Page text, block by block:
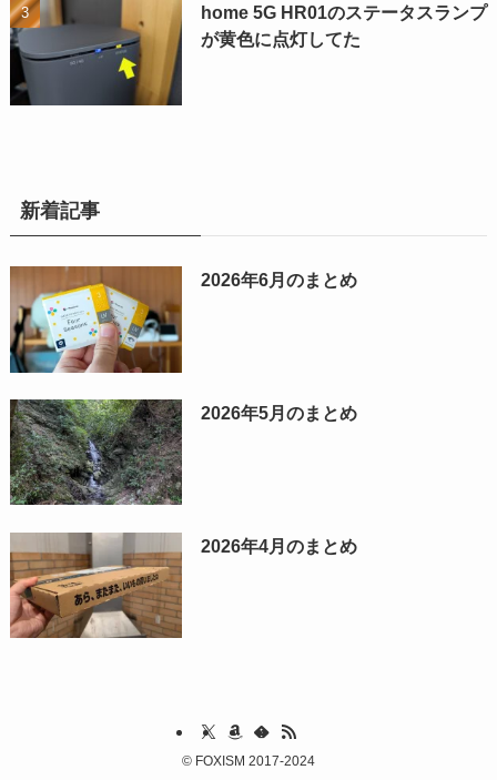
home 5G HR01のステータスランプ
が黄色に点灯してた
新着記事
2026年6月のまとめ
2026年5月のまとめ
2026年4月のまとめ
© FOXISM 2017-2024